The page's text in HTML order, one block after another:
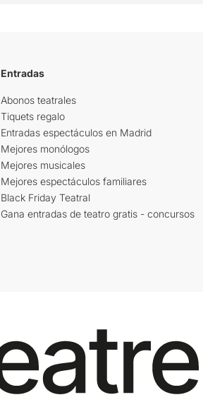
Entradas
Abonos teatrales
Tiquets regalo
Entradas espectáculos en Madrid
Mejores monólogos
Mejores musicales
Mejores espectáculos familiares
Black Friday Teatral
Gana entradas de teatro gratis - concursos